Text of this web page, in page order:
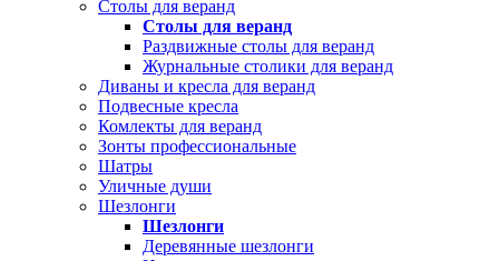
Столы для веранд
Столы для веранд
Раздвижные столы для веранд
Журнальные столики для веранд
Диваны и кресла для веранд
Подвесные кресла
Комлекты для веранд
Зонты профессиональные
Шатры
Уличные души
Шезлонги
Шезлонги
Деревянные шезлонги